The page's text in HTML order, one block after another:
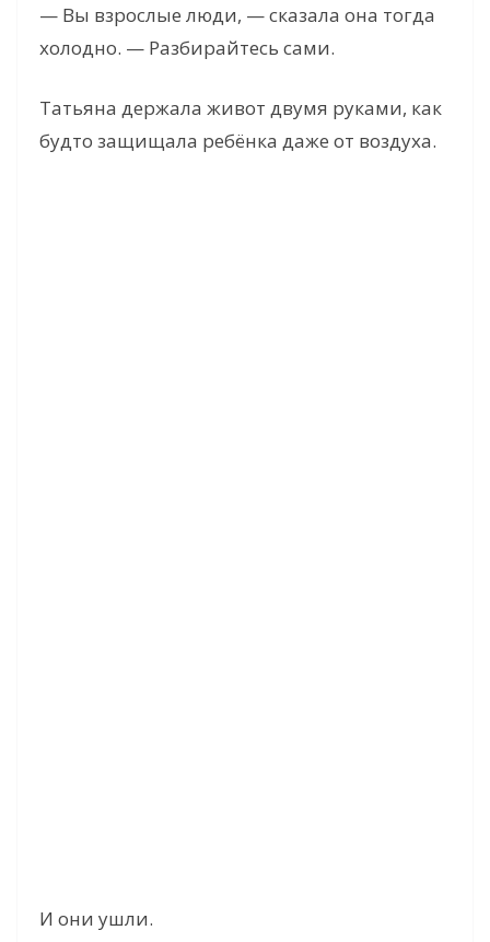
— Вы взрослые люди, — сказала она тогда
холодно. — Разбирайтесь сами.
Татьяна держала живот двумя руками, как
будто защищала ребёнка даже от воздуха.
И они ушли.